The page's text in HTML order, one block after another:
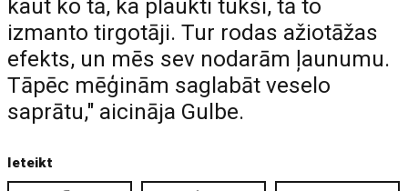
kaut ko tā, ka plaukti tukši, tā to
izmanto tirgotāji. Tur rodas ažiotāžas
efekts, un mēs sev nodarām ļaunumu.
Tāpēc mēģinām saglabāt veselo
saprātu," aicināja Gulbe.
Ieteikt